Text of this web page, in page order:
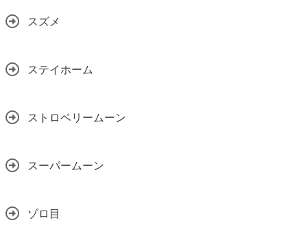
スズメ
ステイホーム
ストロベリームーン
スーパームーン
ゾロ目